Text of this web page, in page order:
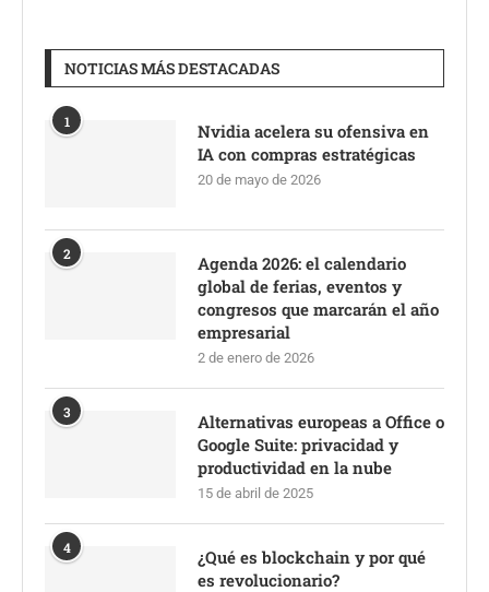
NOTICIAS MÁS DESTACADAS
1
Nvidia acelera su ofensiva en
IA con compras estratégicas
20 de mayo de 2026
2
Agenda 2026: el calendario
global de ferias, eventos y
congresos que marcarán el año
empresarial
2 de enero de 2026
3
Alternativas europeas a Office o
Google Suite: privacidad y
productividad en la nube
15 de abril de 2025
4
¿Qué es blockchain y por qué
es revolucionario?